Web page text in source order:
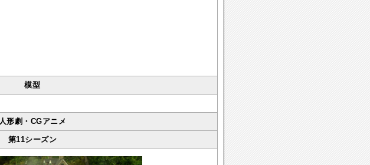
模型
人形劇・CGアニメ
第11シーズン